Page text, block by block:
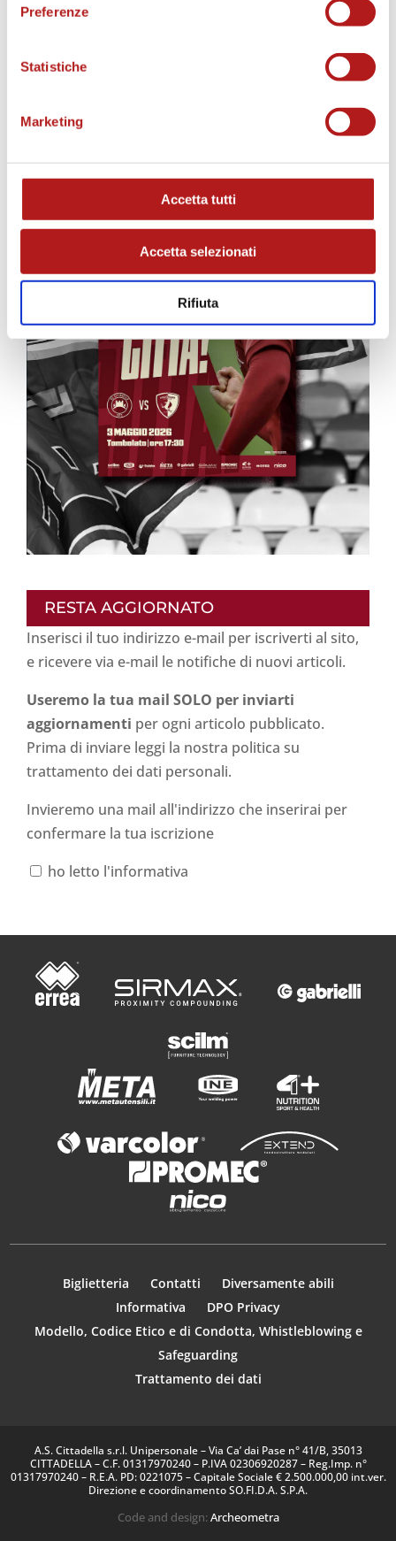
Preferenze
Statistiche
Marketing
Accetta tutti
Accetta selezionati
Rifiuta
RESTA AGGIORNATO
Inserisci il tuo indirizzo e-mail per iscriverti al sito,
e ricevere via e-mail le notifiche di nuovi articoli.
Useremo la tua mail SOLO per inviarti
aggiornamenti per ogni articolo pubblicato.
Prima di inviare leggi la nostra politica su
trattamento dei dati personali.
Invieremo una mail all'indirizzo che inserirai per
confermare la tua iscrizione
ho letto l'informativa
Biglietteria Contatti
Diversamente abili
Informativa
DPO Privacy
Modello, Codice Etico e di Condotta, Whistleblowing e
Safeguarding
Trattamento dei dati
A.S. Cittadella s.r.l. Unipersonale – Via Ca’ dai Pase n° 41/B, 35013
CITTADELLA – C.F. 01317970240 – P.IVA 02306920287 – Reg.Imp. n°
01317970240 – R.E.A. PD: 0221075 – Capitale Sociale € 2.500.000,00 int.ver.
Direzione e coordinamento SO.FI.D.A. S.P.A.
Code and design:Archeometra